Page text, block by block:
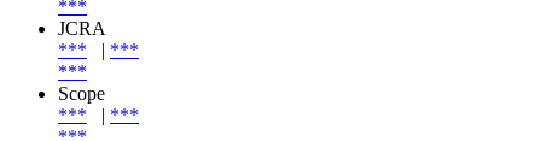
***
JCRA
***
| ***
***
Scope
***
| ***
***